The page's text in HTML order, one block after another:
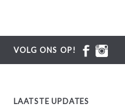
VOLG ONS OP!
LAATSTE UPDATES